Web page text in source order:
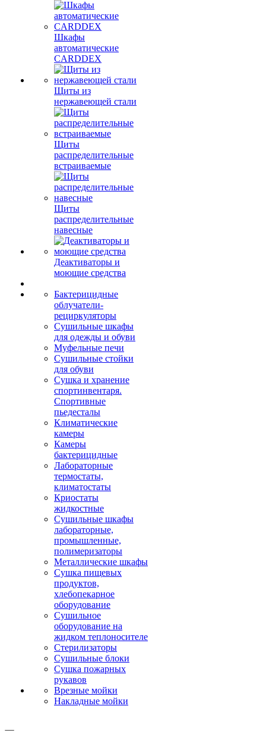
Шкафы
автоматические
CARDDEX
Щиты из
нержавеющей стали
Щиты
распределительные
встраиваемые
Щиты
распределительные
навесные
Деактиваторы и
моющие средства
Бактерицидные
облучатели-
рециркуляторы
Сушильные шкафы
для одежды и обуви
Муфельные печи
Сушильные стойки
для обуви
Сушка и хранение
спортинвентаря.
Спортивные
пьедесталы
Климатические
камеры
Камеры
бактерицидные
Лабораторные
термостаты,
климатостаты
Криостаты
жидкостные
Сушильные шкафы
лабораторные,
промышленные,
полимеризаторы
Металлические шкафы
Сушка пищевых
продуктов,
хлебопекарное
оборудование
Сушильное
оборудование на
жидком теплоносителе
Стерилизаторы
Сушильные блоки
Сушка пожарных
рукавов
Врезные мойки
Накладные мойки